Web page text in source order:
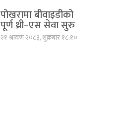
पोखरामा बीवाइडीको
पूर्ण थ्री–एस सेवा सुरु
२१ श्रावण २०८३, शुक्रबार १८:१०